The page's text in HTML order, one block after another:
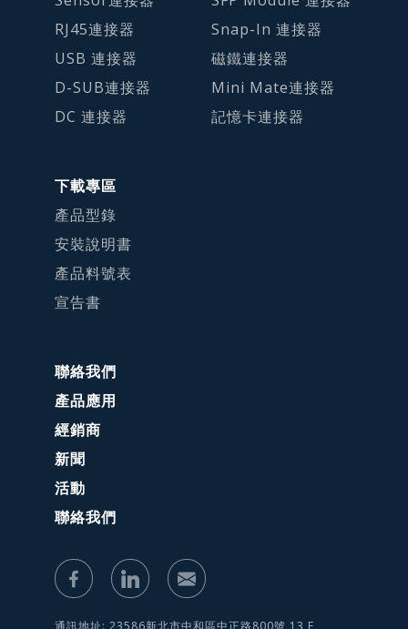
RJ45連接器
USB 連接器
D-SUB連接器
DC 連接器
Snap-In 連接器
磁鐵連接器
Mini Mate連接器
記憶卡連接器
下載專區
產品型錄
安裝說明書
產品料號表
宣告書
聯絡我們
產品應用
經銷商
新聞
活動
聯絡我們
通訊地址: 23586新北市中和區中正路800號 13 F